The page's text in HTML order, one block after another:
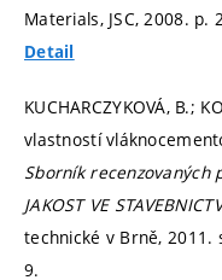
Materials, JSC, 2008. p.
Detail
KUCHARCZYKOVÁ, B.;
vlastností
Sborník recenzovaných
JAKOST VE
technické v Brně, 2011.
9.